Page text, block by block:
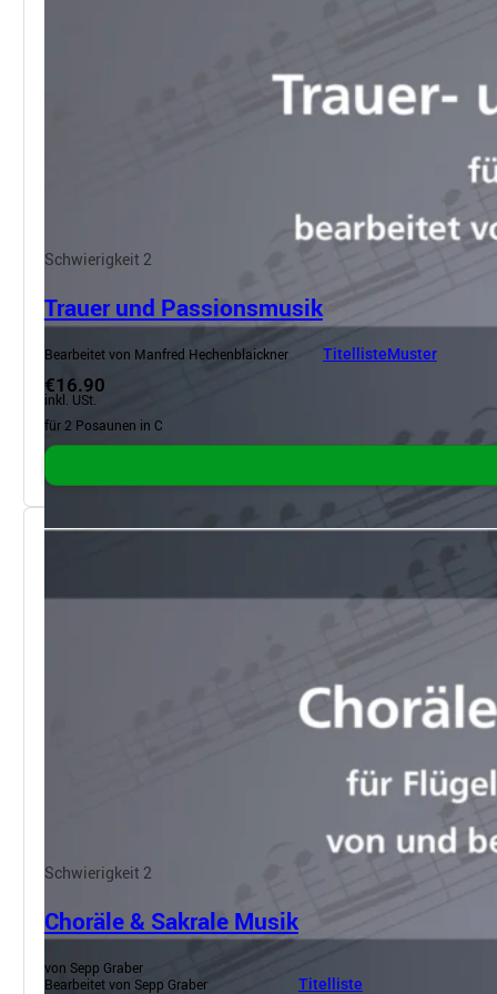
Schwierigkeit 2
Trauer und Passionsmusik
Bearbeitet von Manfred Hechenblaickner TitellisteMuster
€16.90
inkl. USt.
für 2 Posaunen in C
Schwierigkeit 2
Choräle & Sakrale Musik
von Sepp Graber
Bearbeitet von Sepp Graber
Titelliste